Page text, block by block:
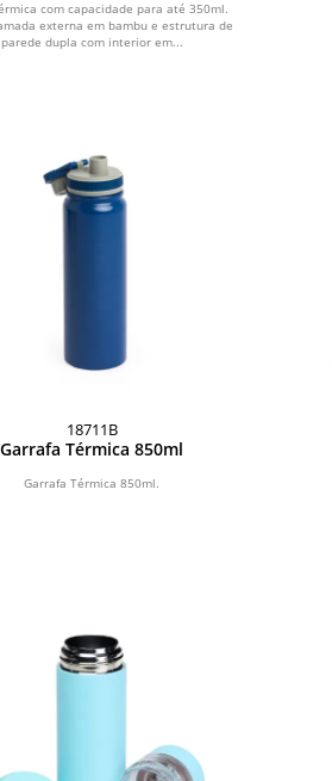
com capacidade para até 350ml.
externa em bambu e estrutura de
parede dupla com interior em...
18711B
Garrafa Térmica 850ml
Garrafa Térmica 850ml.